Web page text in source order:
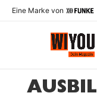
Eine Marke von